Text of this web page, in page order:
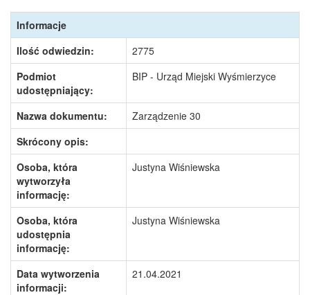
Informacje
Ilość odwiedzin:
2775
Podmiot
udostępniający:
BIP - Urząd Miejski Wyśmierzyce
Nazwa dokumentu:
Zarządzenie 30
Skrócony opis:
Osoba, która
wytworzyła
informację:
Justyna Wiśniewska
Osoba, która
udostępnia
informację:
Justyna Wiśniewska
Data wytworzenia
informacji:
21.04.2021